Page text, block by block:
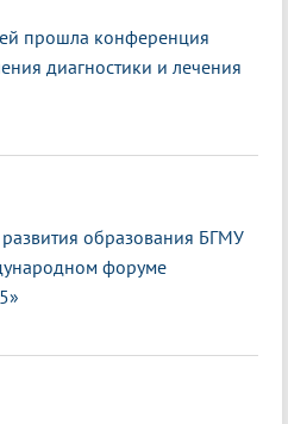
прошла конференция
диагностики и лечения
развития образования БГМУ
форуме